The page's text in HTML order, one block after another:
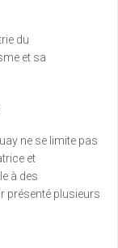
du
et sa
ne se limite pas
et
à des
présenté plusieurs